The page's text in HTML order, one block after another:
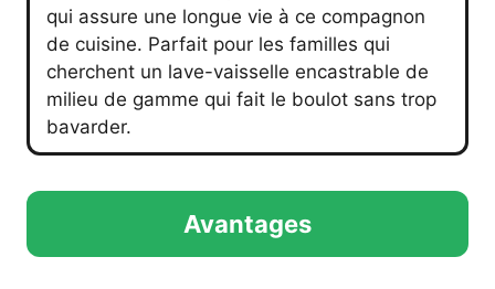
qui assure une longue vie à ce compagnon
de cuisine. Parfait pour les familles qui
cherchent un lave-vaisselle encastrable de
milieu de gamme qui fait le boulot sans trop
bavarder.
Avantages